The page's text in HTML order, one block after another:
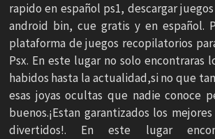
rapido en español ps1, descargar
android bin, cue gratis y en español.
plataforma de juegos recopilatorios
Psx. En este lugar no solo encontraras
habidos hasta la actualidad,si no que
esas joyas ocultas que nadie conoce
buenos.¡Estan garantizados los
divertidos!. En este lugar